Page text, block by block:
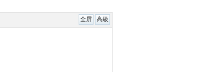
全屏 高級